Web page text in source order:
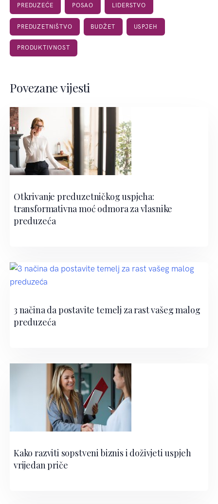
PREDUZEĆE POSAO LIDERSTVO
PREDUZETNIŠTVO BUDŽET USPJEH
PRODUKTIVNOST
Povezane vijesti
Otkrivanje preduzetničkog uspjeha:
transformativna moć odmora za vlasnike
preduzeća
3 načina da postavite temelj za rast vašeg malog
preduzeća
Kako razviti sopstveni biznis i doživjeti uspjeh
vrijedan priče